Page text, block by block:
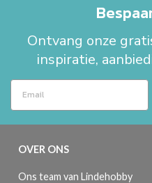
Ontvang onze
inspiratie,
OVER ONS
Ons team van Lindehobby